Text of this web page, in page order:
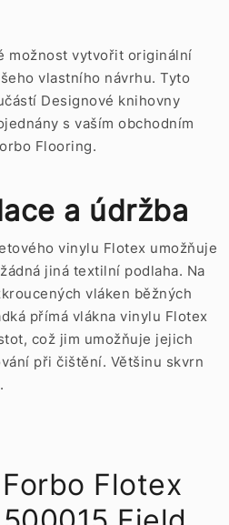
možnost vytvořit originální
vlastního návrhu. Tyto
Designové knihovny
s vaším obchodním
Flooring.
a údržba
vinylu Flotex umožňuje
jiná textilní podlaha. Na
vláken běžných
přímá vlákna vinylu Flotex
což jim umožňuje jejich
při čištění. Většinu skvrn
Forbo Flotex